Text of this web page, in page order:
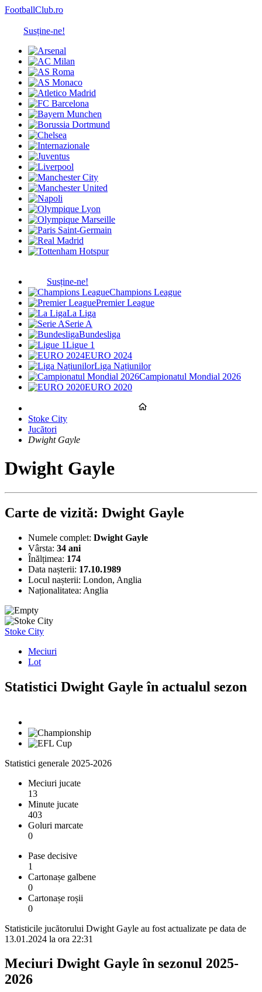
FootballClub.ro
Susține-ne!
Susține-ne!
Champions League
Premier League
La Liga
Serie A
Bundesliga
Ligue 1
EURO 2024
Liga Națiunilor
Campionatul Mondial 2026
EURO 2020
Stoke City
Jucători
Dwight Gayle
Dwight Gayle
Carte de vizită: Dwight Gayle
Numele complet: Dwight Gayle
Vârsta: 34 ani
Înălțimea: 174
Data nașterii: 17.10.1989
Locul nașterii: London, Anglia
Naționalitatea: Anglia
Stoke City
Meciuri
Lot
Statistici Dwight Gayle în actualul sezon
Statistici generale 2025-2026
Meciuri jucate
13
Minute jucate
403
Goluri marcate
0
Pase decisive
1
Cartonașe galbene
0
Cartonașe roșii
0
Statisticile jucătorului Dwight Gayle au fost actualizate pe data de
13.01.2024 la ora 22:31
Meciuri Dwight Gayle în sezonul 2025-
2026